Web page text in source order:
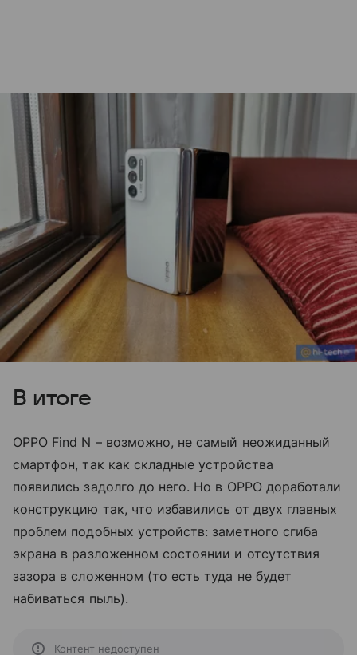
В итоге
OPPO Find N – возможно, не самый неожиданный
смартфон, так как складные устройства
появились задолго до него. Но в OPPO доработали
конструкцию так, что избавились от двух главных
проблем подобных устройств: заметного сгиба
экрана в разложенном состоянии и отсутствия
зазора в сложенном (то есть туда не будет
набиваться пыль).
Контент недоступен